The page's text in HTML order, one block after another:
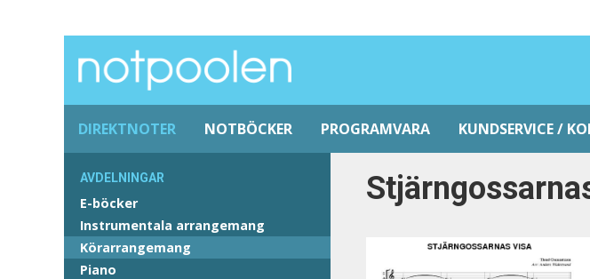
DIREKTNOTER NOTBÖCKER PROGRAMVARA KUNDSERVICE /
AVDELNINGAR
E-böcker
Instrumentala arrangemang
Körarrangemang
Piano